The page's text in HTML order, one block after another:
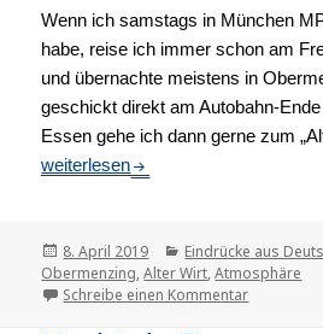
Wenn ich samstags in München
habe, reise ich immer schon am
und übernachte meistens in
geschickt direkt am Autobahn-
Essen gehe ich dann gerne zum
Beim „Alten Wirt von Obermenzing“
weiterlesen
Veröffentlicht
am
8. April 2019 Kategorien
Eindrücke aus
Obermenzing,Alter Wirt,Atmosphäre
Schreibe einen Kommentar